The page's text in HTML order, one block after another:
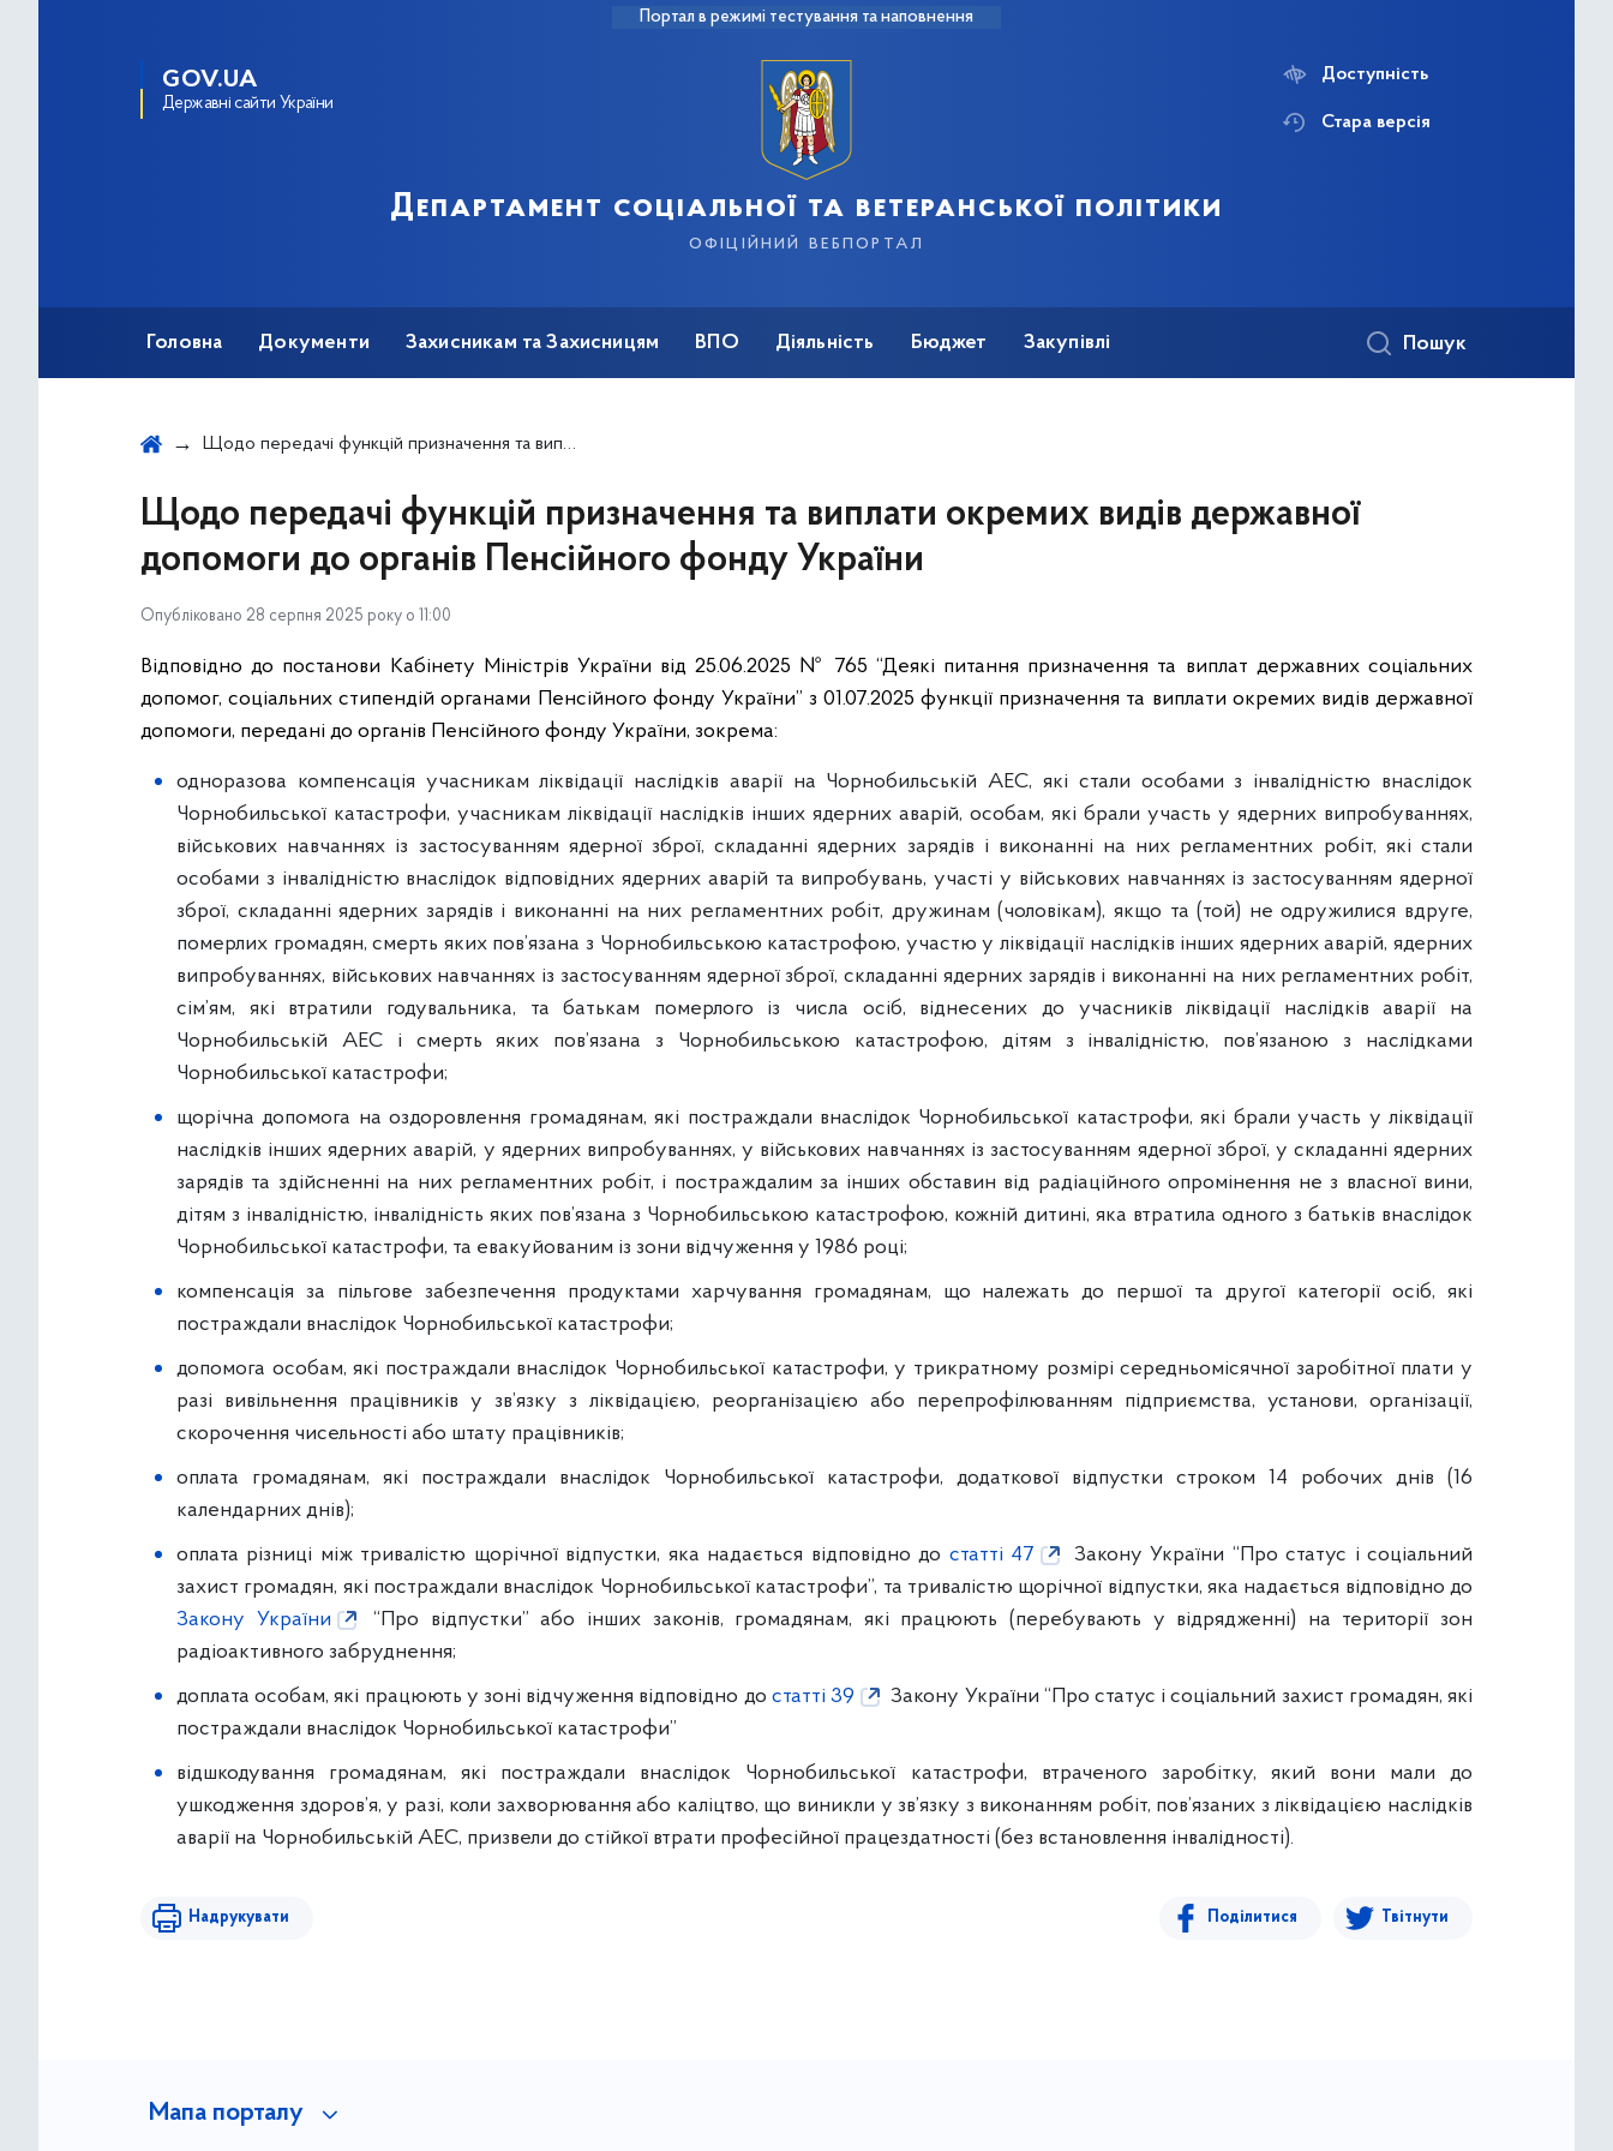
Портал в режимі тестування та наповнення
GOV.UA
Державні сайти України
Департамент соціальної та ветеранської політики
офіційний вебпортал
Доступність
Стара версія
Головна Документи Захисникам та Захисницям ВПО Діяльність Бюджет Закупівлі Пошук
Щодо передачі функцій призначення та виплати окремих видів державної допомоги до органів Пенсійного фонду України
Щодо передачі функцій призначення та виплати окремих видів державної
допомоги до органів Пенсійного фонду України
Опубліковано 28 серпня 2025 року о 11:00
Відповідно до постанови Кабінету Міністрів України від 25.06.2025 № 765 “Деякі питання призначення та виплат державних соціальних
допомог, соціальних стипендій органами Пенсійного фонду України” з 01.07.2025 функції призначення та виплати окремих видів державної
допомоги, передані до органів Пенсійного фонду України, зокрема:
одноразова компенсація учасникам ліквідації наслідків аварії на Чорнобильській АЕС, які стали особами з інвалідністю внаслідок
Чорнобильської катастрофи, учасникам ліквідації наслідків інших ядерних аварій, особам, які брали участь у ядерних випробуваннях,
військових навчаннях із застосуванням ядерної зброї, складанні ядерних зарядів і виконанні на них регламентних робіт, які стали
особами з інвалідністю внаслідок відповідних ядерних аварій та випробувань, участі у військових навчаннях із застосуванням ядерної
зброї, складанні ядерних зарядів і виконанні на них регламентних робіт, дружинам (чоловікам), якщо та (той) не одружилися вдруге,
померлих громадян, смерть яких пов’язана з Чорнобильською катастрофою, участю у ліквідації наслідків інших ядерних аварій, ядерних
випробуваннях, військових навчаннях із застосуванням ядерної зброї, складанні ядерних зарядів і виконанні на них регламентних робіт,
сім’ям, які втратили годувальника, та батькам померлого із числа осіб, віднесених до учасників ліквідації наслідків аварії на
Чорнобильській АЕС і смерть яких пов’язана з Чорнобильською катастрофою, дітям з інвалідністю, пов’язаною з наслідками
Чорнобильської катастрофи;
щорічна допомога на оздоровлення громадянам, які постраждали внаслідок Чорнобильської катастрофи, які брали участь у ліквідації
наслідків інших ядерних аварій, у ядерних випробуваннях, у військових навчаннях із застосуванням ядерної зброї, у складанні ядерних
зарядів та здійсненні на них регламентних робіт, і постраждалим за інших обставин від радіаційного опромінення не з власної вини,
дітям з інвалідністю, інвалідність яких пов’язана з Чорнобильською катастрофою, кожній дитині, яка втратила одного з батьків внаслідок
Чорнобильської катастрофи, та евакуйованим із зони відчуження у 1986 році;
компенсація за пільгове забезпечення продуктами харчування громадянам, що належать до першої та другої категорії осіб, які
постраждали внаслідок Чорнобильської катастрофи;
допомога особам, які постраждали внаслідок Чорнобильської катастрофи, у трикратному розмірі середньомісячної заробітної плати у
разі вивільнення працівників у зв’язку з ліквідацією, реорганізацією або перепрофілюванням підприємства, установи, організації,
скорочення чисельності або штату працівників;
оплата громадянам, які постраждали внаслідок Чорнобильської катастрофи, додаткової відпустки строком 14 робочих днів (16
календарних днів);
оплата різниці між тривалістю щорічної відпустки, яка надається відповідно до статті 47
Закону України “Про статус і соціальний
захист громадян, які постраждали внаслідок Чорнобильської катастрофи”, та тривалістю щорічної відпустки, яка надається відповідно до
Закону України
“Про відпустки” або інших законів, громадянам, які працюють (перебувають у відрядженні) на території зон
радіоактивного забруднення;
доплата особам, які працюють у зоні відчуження відповідно до статті 39
Закону України “Про статус і соціальний захист громадян, які
постраждали внаслідок Чорнобильської катастрофи”
відшкодування громадянам, які постраждали внаслідок Чорнобильської катастрофи, втраченого заробітку, який вони мали до
ушкодження здоров’я, у разі, коли захворювання або каліцтво, що виникли у зв’язку з виконанням робіт, пов’язаних з ліквідацією наслідків
аварії на Чорнобильській АЕС, призвели до стійкої втрати професійної працездатності (без встановлення інвалідності).
Надрукувати Поділитися Твітнути
Мапа порталу